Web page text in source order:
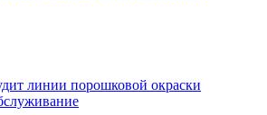
линии порошковой окраски